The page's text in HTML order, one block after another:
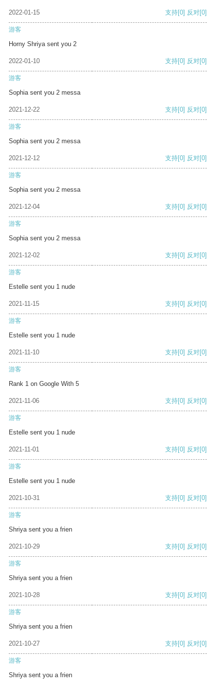
2022-01-15 支持[0] 反对[0]
游客
Horny Shriya sent you 2
2022-01-10 支持[0] 反对[0]
游客
Sophia sent you 2 messa
2021-12-22 支持[0] 反对[0]
游客
Sophia sent you 2 messa
2021-12-12 支持[0] 反对[0]
游客
Sophia sent you 2 messa
2021-12-04 支持[0] 反对[0]
游客
Sophia sent you 2 messa
2021-12-02 支持[0] 反对[0]
游客
Estelle sent you 1 nude
2021-11-15 支持[0] 反对[0]
游客
Estelle sent you 1 nude
2021-11-10 支持[0] 反对[0]
游客
Rank 1 on Google With 5
2021-11-06 支持[0] 反对[0]
游客
Estelle sent you 1 nude
2021-11-01 支持[0] 反对[0]
游客
Estelle sent you 1 nude
2021-10-31 支持[0] 反对[0]
游客
Shriya sent you a frien
2021-10-29 支持[0] 反对[0]
游客
Shriya sent you a frien
2021-10-28 支持[0] 反对[0]
游客
Shriya sent you a frien
2021-10-27 支持[0] 反对[0]
游客
Shriya sent you a frien